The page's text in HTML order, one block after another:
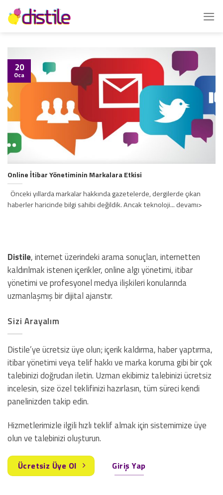
İçeriğe
atla
Online İtibar Yönetiminin Markalara Etkisi
Önceki yıllarda markalar hakkında gazetelerde, dergilerde çıkan
haberler haricinde bilgi sahibi değildik. Ancak teknoloji... devamı>
20
Oca
Distile, internet üzerindeki arama sonuçları, internetten
kaldırılmak istenen içerikler, online algı yönetimi, itibar
yönetimi ve profesyonel medya ilişkileri konularında
uzmanlaşmış bir dijital ajanstır.
Sizi Arayalım
Distile’ye ücretsiz üye olun; içerik kaldırma, haber yaptırma,
itibar yönetimi veya telif hakkı ve marka koruma gibi bir çok
talebinizi doğrudan iletin. Uzman ekibimiz talebinizi ücretsiz
incelesin, size özel teklifinizi hazırlasın, tüm süreci kendi
panelinizden takip edin.
Hizmetlerimizle ilgili hızlı teklif almak için sistemimize üye
olun ve talebinizi oluşturun.
Ücretsiz Üye Ol Giriş Yap